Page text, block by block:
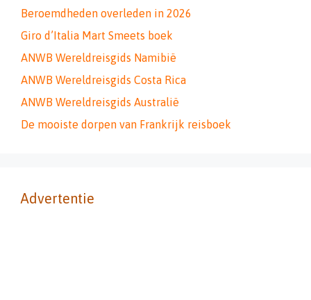
Beroemdheden overleden in 2026
Giro d’Italia Mart Smeets boek
ANWB Wereldreisgids Namibië
ANWB Wereldreisgids Costa Rica
ANWB Wereldreisgids Australië
De mooiste dorpen van Frankrijk reisboek
Advertentie